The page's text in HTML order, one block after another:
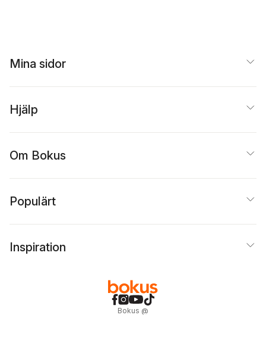
Mina sidor
Hjälp
Om Bokus
Populärt
Inspiration
Bokus @